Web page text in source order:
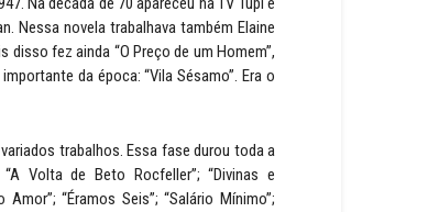
Nessa novela trabalhava também Elaine
fez ainda “O Preço de um Homem”,
da época: “Vila Sésamo”. Era o
trabalhos. Essa fase durou toda a
Volta de Beto Rocfeller”; “Divinas e
“Éramos Seis”; “Salário Mínimo”;